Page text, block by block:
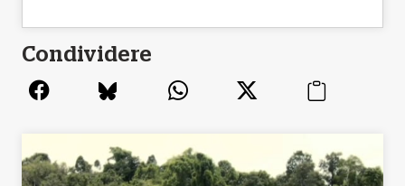
Condividere